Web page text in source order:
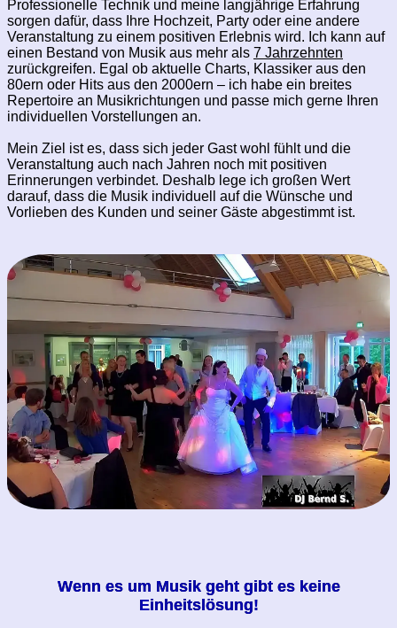
Professionelle Technik und meine langjährige Erfahrung
sorgen dafür, dass Ihre Hochzeit, Party oder eine andere
Veranstaltung zu einem positiven Erlebnis wird. Ich kann auf
einen Bestand von Musik aus mehr als 7 Jahrzehnten
zurückgreifen. Egal ob aktuelle Charts, Klassiker aus den
80ern oder Hits aus den 2000ern – ich habe ein breites
Repertoire an Musikrichtungen und passe mich gerne Ihren
individuellen Vorstellungen an.
Mein Ziel ist es, dass sich jeder Gast wohl fühlt und die
Veranstaltung auch nach Jahren noch mit positiven
Erinnerungen verbindet. Deshalb lege ich großen Wert
darauf, dass die Musik individuell auf die Wünsche und
Vorlieben des Kunden und seiner Gäste abgestimmt ist.
Wenn es um Musik geht gibt es keine
Einheitslösung!